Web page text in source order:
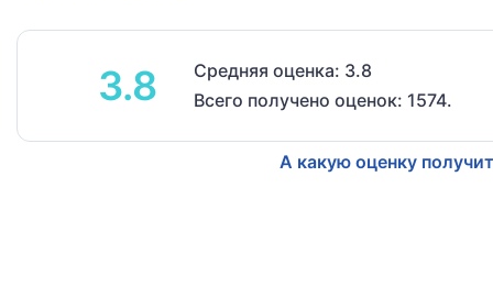
3.8
Средняя оценка: 3.8
Всего получено оценок: 1574.
А какую оценку